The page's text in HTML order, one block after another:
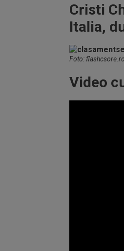
Cristi
Italia,
Foto: flashcsore.ro
Video